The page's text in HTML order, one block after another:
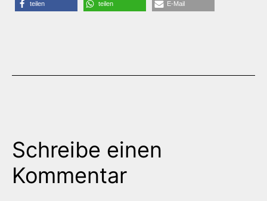
teilen teilen E-Mail
Schreibe einen
Kommentar